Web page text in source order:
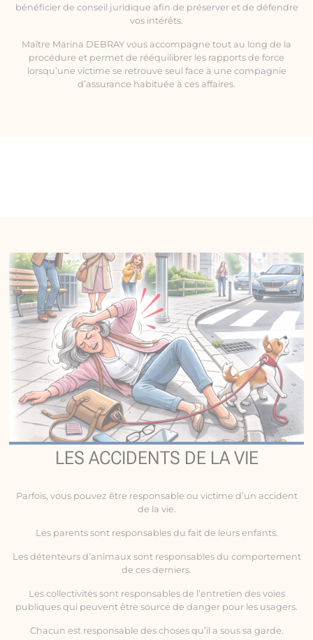
bénéficier de conseil juridique afin de préserver et de défendre
vos intérêts.
Maître Marina DEBRAY vous accompagne tout au long de la
procédure et permet de rééquilibrer les rapports de force
lorsqu’une victime se retrouve seul face à une compagnie
d’assurance habituée à ces affaires.
LES ACCIDENTS DE LA VIE
Parfois, vous pouvez être responsable ou victime d’un accident
de la vie
Les parents sont responsables du fait de leurs enfants.
Les détenteurs d’animaux sont responsables du comportement
de ces derniers.
Les collectivités sont responsables de l’entretien des voies
publiques qui peuvent être source de danger pour les usagers.
Chacun est responsable des choses qu’il a sous sa garde.